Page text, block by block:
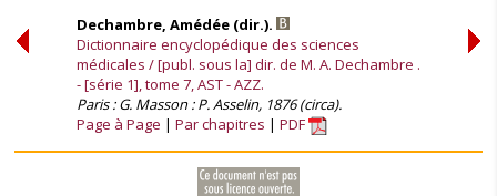
Dechambre, Amédée (dir.).
Dictionnaire encyclopédique des sciences
médicales / [publ. sous la] dir. de M. A. Dechambre .
- [série 1], tome 7, AST - AZZ.
Paris : G. Masson : P. Asselin, 1876 (circa).
Page à Page
Par chapitres PDF